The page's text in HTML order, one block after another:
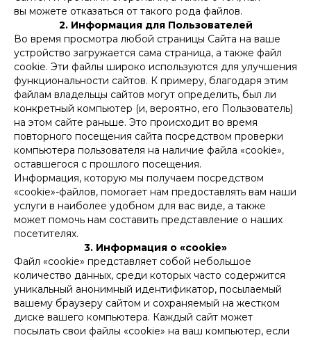
вы можете отказаться от такого рода файлов.
2. Информация для Пользователей
Во время просмотра любой страницы Сайта на ваше
устройство загружается сама страница, а также файл
cookie. Эти файлы широко используются для улучшения
функциональности сайтов. К примеру, благодаря этим
файлам владельцы сайтов могут определить, был ли
конкретный компьютер (и, вероятно, его Пользователь)
на этом сайте раньше. Это происходит во время
повторного посещения сайта посредством проверки
компьютера пользователя на наличие файла «cookie»,
оставшегося с прошлого посещения.
Информация, которую мы получаем посредством
«cookie»-файлов, помогает нам предоставлять вам наши
услуги в наиболее удобном для вас виде, а также
может помочь нам составить представление о наших
посетителях.
3. Информация о «cookie»
Файл «cookie» представляет собой небольшое
количество данных, среди которых часто содержится
уникальный анонимный идентификатор, посылаемый
вашему браузеру сайтом и сохраняемый на жестком
диске вашего компьютера. Каждый сайт может
посылать свои файлы «cookie» на ваш компьютер, если